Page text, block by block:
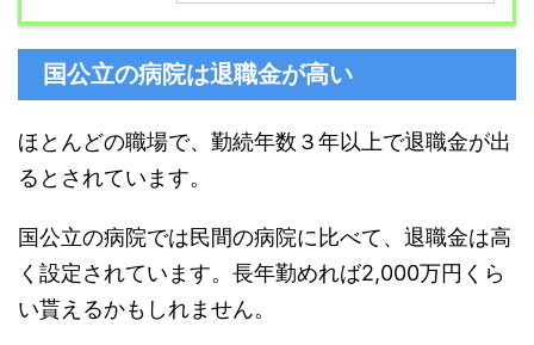
国公立の病院は退職金が高い
ほとんどの職場で、勤続年数３年以上で退職金が出
るとされています。
国公立の病院では民間の病院に比べて、退職金は高
く設定されています。長年勤めれば2,000万円くら
い貰えるかもしれません。